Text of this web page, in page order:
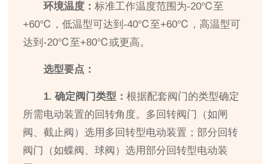
环境温度：标准工作温度范围为-20℃至
+60℃，低温型可达到-40℃至+60℃，高温型可
达到-20℃至+80℃或更高。
选型要点：
1. 确定阀门类型：根据配套阀门的类型确定
所需电动装置的回转角度。多回转阀门（如闸
阀、截止阀）选用多回转型电动装置；部分回转
阀门（如蝶阀、球阀）选用部分回转型电动装